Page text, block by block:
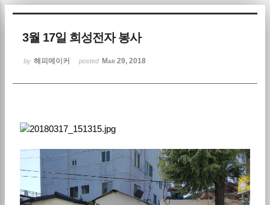
3월 17일 희성전자 봉사
by 해피메이커 posted Mar 29, 2018
Sketchbook5, 스케치북5
Sketchbook5, 스케치북5